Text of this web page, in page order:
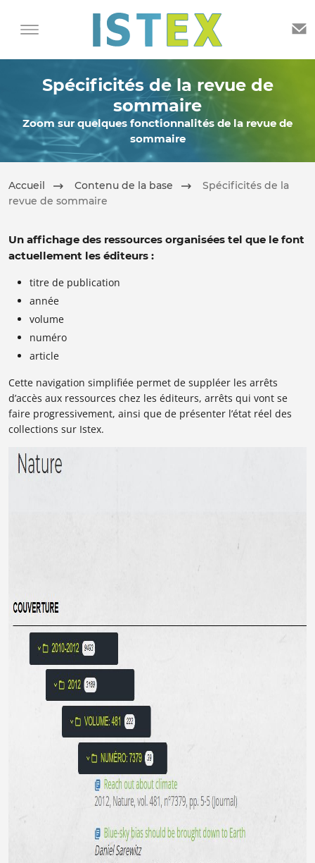
Spécificités de la revue de
sommaire
Zoom sur quelques fonctionnalités de la revue de
sommaire
Accueil Contenu de la base
Spécificités de la
revue de sommaire
Un affichage des ressources organisées tel que le font
actuellement les éditeurs :
titre de publication
année
volume
numéro
article
Cette navigation simplifiée permet de suppléer les arrêts
d’accès aux ressources chez les éditeurs, arrêts qui vont se
faire progressivement, ainsi que de présenter l’état réel des
collections sur Istex.